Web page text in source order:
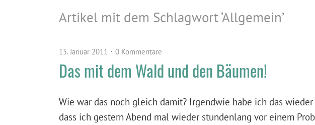
Artikel mit dem Schlagwort ‘Allgemein’
15. Januar 2011 0 Kommentare
Das mit dem Wald und den Bäumen!
Wie war das noch gleich damit? Irgendwie habe ich das wieder
dass ich gestern Abend mal wieder stundenlang vor einem